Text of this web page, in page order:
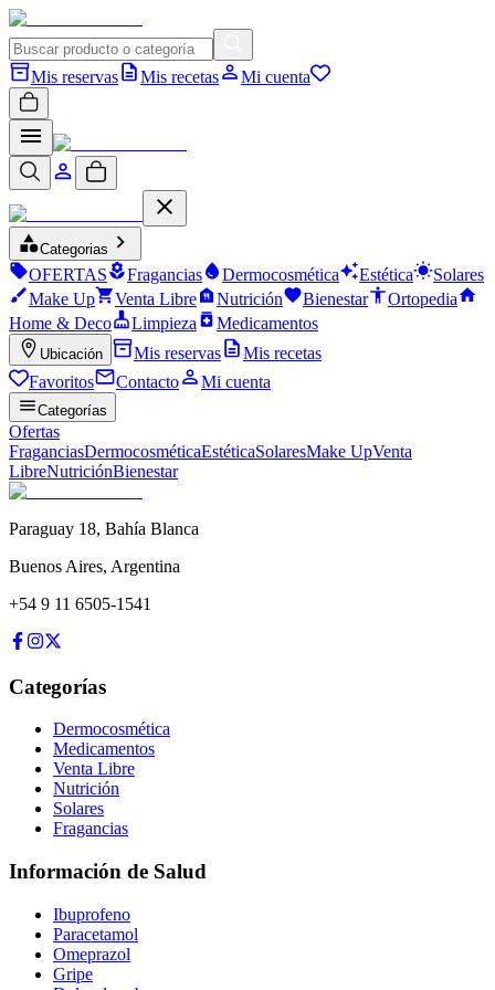
Mis reservas Mis recetas Mi cuenta
Categorias
OFERTAS Fragancias Dermocosmética Estética
Solares
Make Up
Venta Libre Nutrición Bienestar
Ortopedia
Home & Deco
Limpieza Medicamentos
Ubicación Mis reservas
Mis recetas
Favoritos
Contacto Mi cuenta
Categorías
Ofertas
FraganciasDermocosméticaEstéticaSolaresMake UpVenta
LibreNutriciónBienestar
Paraguay 18, Bahía Blanca
Buenos Aires, Argentina
+54 9 11 6505-1541
Categorías
Dermocosmética
Medicamentos
Venta Libre
Nutrición
Solares
Fragancias
Información de Salud
Ibuprofeno
Paracetamol
Omeprazol
Gripe